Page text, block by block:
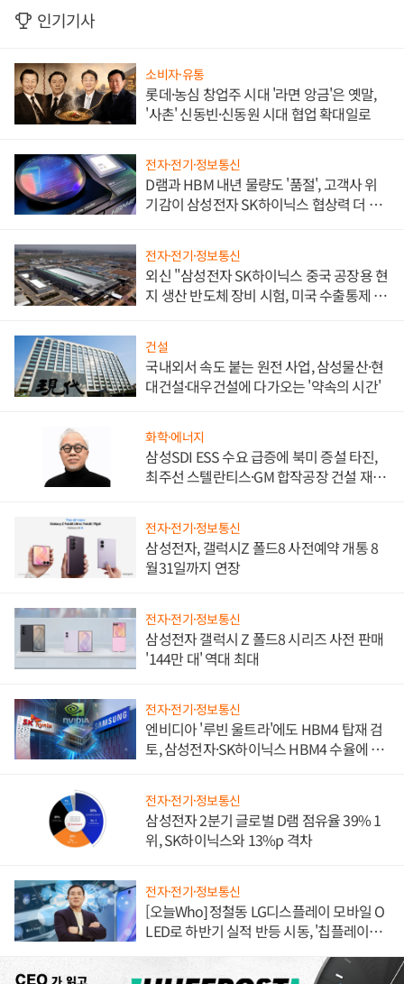
인기기사
소비자·유통
롯데·농심 창업주 시대 '라면 앙금'은 옛말,
'사촌' 신동빈·신동원 시대 협업 확대일로
전자·전기·정보통신
D램과 HBM 내년 물량도 '품절', 고객사 위
기감이 삼성전자 SK하이닉스 협상력 더 키
전자·전기·정보통신
외신 "삼성전자 SK하이닉스 중국 공장용 현
지 생산 반도체 장비 시험, 미국 수출통제 대
건설
국내외서 속도 붙는 원전 사업, 삼성물산·현
대건설·대우건설에 다가오는 '약속의 시간'
화학·에너지
삼성SDI ESS 수요 급증에 북미 증설 타진,
최주선 스텔란티스·GM 합작공장 건설 재추
전자·전기·정보통신
삼성전자, 갤럭시Z 폴드8 사전예약 개통 8
월31일까지 연장
전자·전기·정보통신
삼성전자 갤럭시 Z 폴드8 시리즈 사전 판매
'144만 대' 역대 최대
전자·전기·정보통신
엔비디아 '루빈 울트라'에도 HBM4 탑재 검
토, 삼성전자·SK하이닉스 HBM4 수율에 주
전자·전기·정보통신
삼성전자 2분기 글로벌 D램 점유율 39% 1
위, SK하이닉스와 13%p 격차
전자·전기·정보통신
[오늘Who] 정철동 LG디스플레이 모바일 O
LED로 하반기 실적 반등 시동, '칩플레이